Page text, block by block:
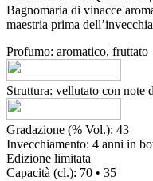
Bagnomaria di vinacce
maestria prima
Profumo: aromatico, fruttato
Struttura: vellutato con note
Gradazione (% Vol.): 43
Invecchiamento: 4 anni in
Edizione limitata
Capacità (cl.): 70 • 35